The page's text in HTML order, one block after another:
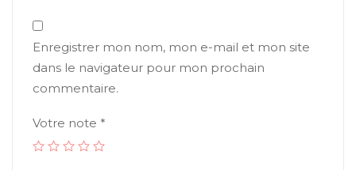
Enregistrer mon nom, mon e-mail et mon site
dans le navigateur pour mon prochain
commentaire.
Votre note *